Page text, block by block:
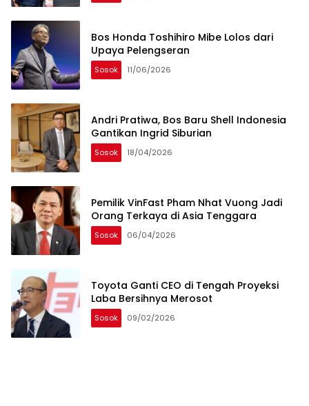
Bos Honda Toshihiro Mibe Lolos dari
Upaya Pelengseran
Sosok 11/06/2026
Andri Pratiwa, Bos Baru Shell Indonesia
Gantikan Ingrid Siburian
Sosok 18/04/2026
Pemilik VinFast Pham Nhat Vuong Jadi
Orang Terkaya di Asia Tenggara
Sosok 06/04/2026
Toyota Ganti CEO di Tengah Proyeksi
Laba Bersihnya Merosot
Sosok 09/02/2026